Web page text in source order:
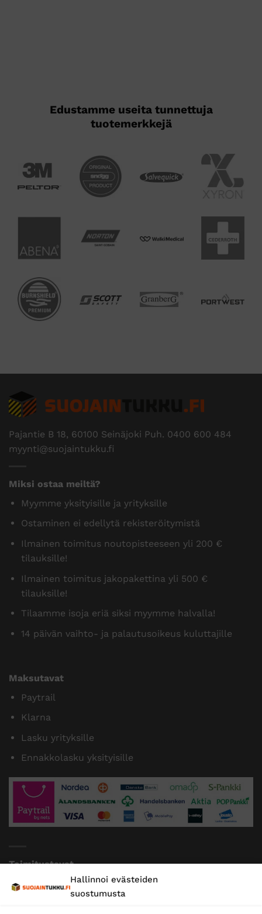
Hallinnoi evästeiden
suostumusta
Edustamme useita tunnettuja
tuotemerkkejä
Pajantie B 18, 60100 Seinäjoki Puh. 0400 600 484
myynti@suojaintukku.fi
Miksi ostaa meiltä?
Myymme yksityisille ja yrityksille
Ostaminen ei edellytä rekisteröitymistä
Ilmainen toimitus noutopisteeseen yli 200 €
tilauksille!
Ilmainen toimitus jakopakettina yli 500 €
tilauksille!
Tilaamme isoja eriä siksi myymme halvalla!
14 päivän vaihto- ja palautusoikeus kuluttajille
Maksutavat
Paytrail
Klarna
Lasku yrityksille
Ennakkolasku yksityisille
Toimitustavat
Posti